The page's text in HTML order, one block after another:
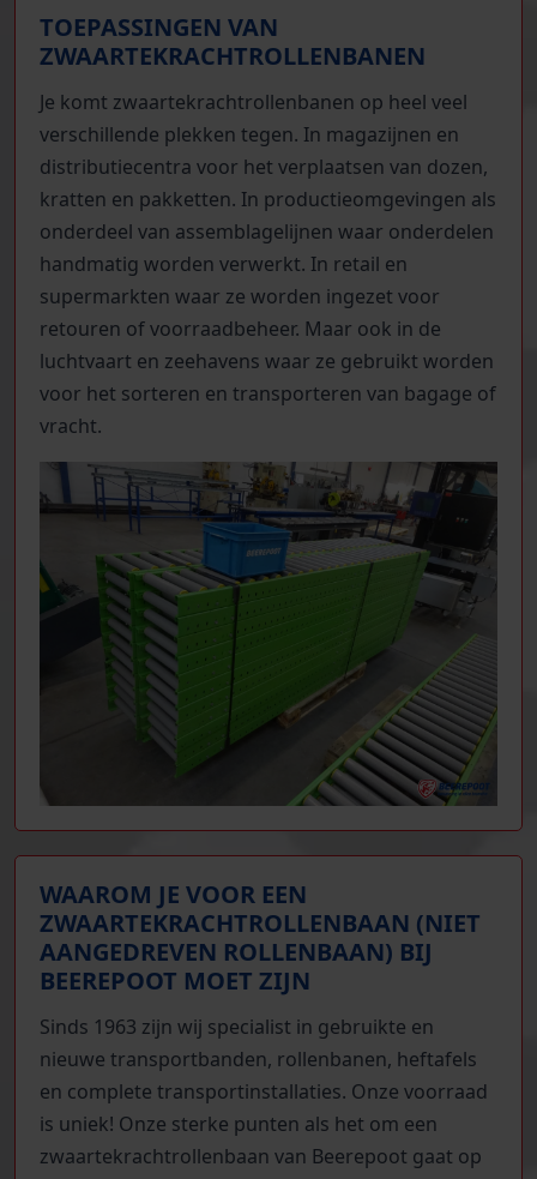
TOEPASSINGEN VAN
ZWAARTEKRACHTROLLENBANEN
Je komt zwaartekrachtrollenbanen op heel veel
verschillende plekken tegen. In magazijnen en
distributiecentra voor het verplaatsen van dozen,
kratten en pakketten. In productieomgevingen als
onderdeel van assemblagelijnen waar onderdelen
handmatig worden verwerkt. In retail en
supermarkten waar ze worden ingezet voor
retouren of voorraadbeheer. Maar ook in de
luchtvaart en zeehavens waar ze gebruikt worden
voor het sorteren en transporteren van bagage of
vracht.
WAAROM JE VOOR EEN
ZWAARTEKRACHTROLLENBAAN (NIET
AANGEDREVEN ROLLENBAAN) BIJ
BEEREPOOT MOET ZIJN
Sinds 1963 zijn wij specialist in gebruikte en
nieuwe transportbanden, rollenbanen, heftafels
en complete transportinstallaties. Onze voorraad
is uniek! Onze sterke punten als het om een
zwaartekrachtrollenbaan van Beerepoot gaat op